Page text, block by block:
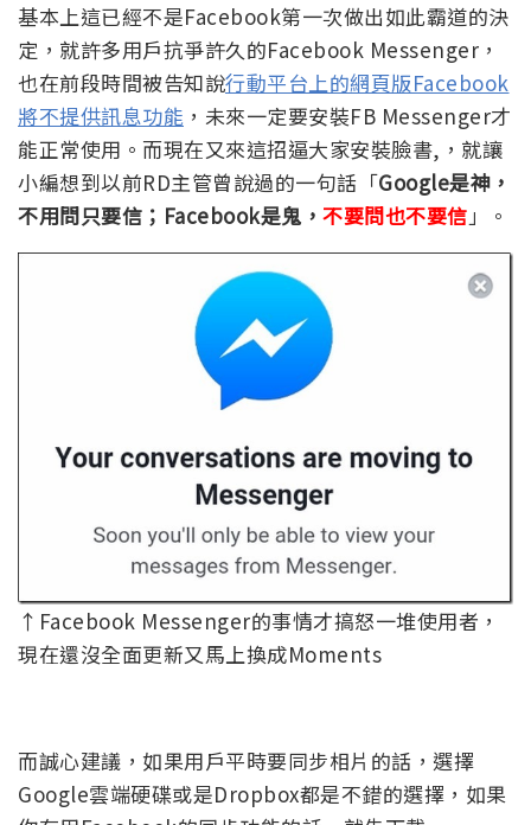
基本上這已經不是Facebook第一次做出如此霸道的決
定，就許多用戶抗爭許久的Facebook Messenger，
也在前段時間被告知說行動平台上的網頁版Facebook
將不提供訊息功能 ，未來一定要安裝FB Messenger才
能正常使用。而現在又來這招逼大家安裝臉書,，就讓
小編想到以前RD主管曾說過的一句話「Google是神，
不用問只要信；Facebook是鬼， 不要問也不要信」。
↑Facebook Messenger的事情才搞怒一堆使用者，
現在還沒全面更新又馬上換成Moments
而誠心建議，如果用戶平時要同步相片的話，選擇
Google雲端硬碟或是Dropbox都是不錯的選擇，如果